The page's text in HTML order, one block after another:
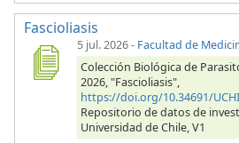
Fascioliasis
5 jul. 2026- Facultad de
Colección Biológica de
2026, "Fascioliasis",
https://doi.org/10.34691/
Repositorio de datos de
Universidad de Chile, V1